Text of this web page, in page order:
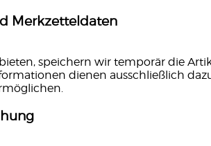
Merkzetteldaten
speichern wir temporär die
dienen ausschließlich